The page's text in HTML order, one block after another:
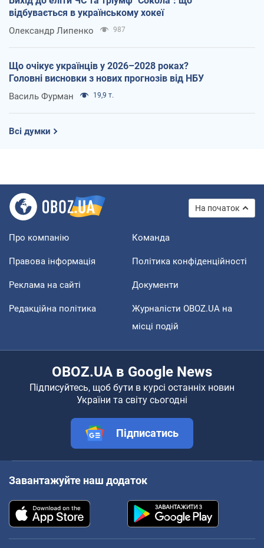
відбувається в українському хокеї
Олександр Липенко 987
Що очікує українців у 2026–2028 роках?
Головні висновки з нових прогнозів від НБУ
Василь Фурман 19,9 т.
Всі думки
На початок
Про компанію Команда
Правова інформація Політика конфіденційності
Реклама на сайті Документи
Редакційна політика
Журналісти OBOZ.UA на
місці подій
OBOZ.UA в Google News
Підписуйтесь, щоб бути в курсі останніх новин
України та світу сьогодні
Підписатись
Завантажуйте наш додаток